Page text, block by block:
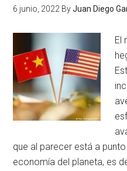
6 junio, 2022 ByJuan Diego
El
que al parecer está a
economía del planeta, es